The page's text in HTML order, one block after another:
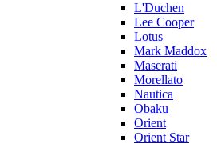
L'Duchen
Lee Cooper
Lotus
Mark Maddox
Maserati
Morellato
Nautica
Obaku
Orient
Orient Star